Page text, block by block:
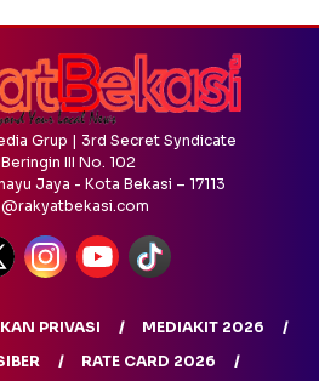
Grup | 3rd Secret Syndicate
III No. 102
Jaya - Kota Bekasi – 17113
PRIVASI
MEDIAKIT 2026
RATE CARD 2026